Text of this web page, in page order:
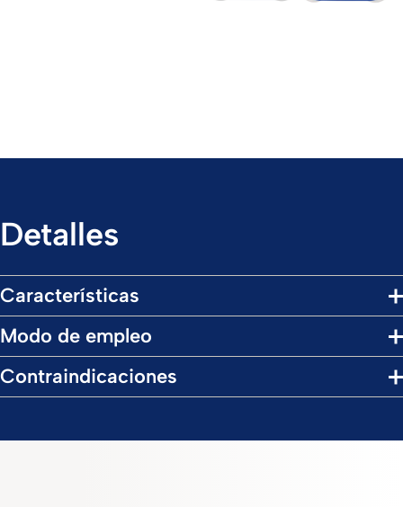
Detalles
Características
Modo de empleo
Contraindicaciones